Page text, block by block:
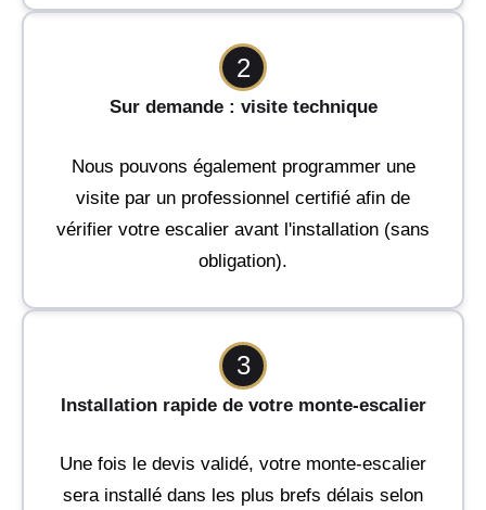
2
Sur demande : visite technique
Nous pouvons également programmer une
visite par un professionnel certifié afin de
vérifier votre escalier avant l'installation (sans
obligation).
3
Installation rapide de votre monte-escalier
Une fois le devis validé, votre monte-escalier
sera installé dans les plus brefs délais selon